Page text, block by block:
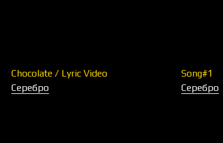
Chocolate / Lyric Video
Серебро
Song#1
Серебро